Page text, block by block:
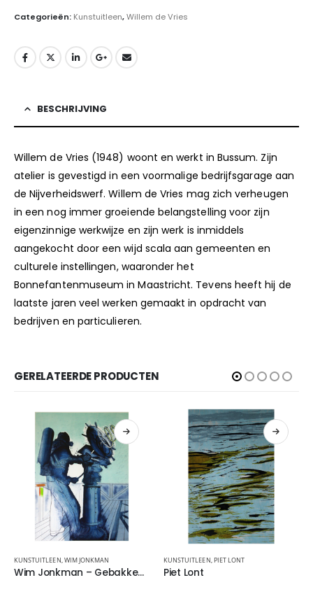
Categorieën: Kunstuitleen,Willem de Vries
BESCHRIJVING
Willem de Vries (1948) woont en werkt in Bussum. Zijn
atelier is gevestigd in een voormalige bedrijfsgarage aan
de Nijverheidswerf. Willem de Vries mag zich verheugen
in een nog immer groeiende belangstelling voor zijn
eigenzinnige werkwijze en zijn werk is inmiddels
aangekocht door een wijd scala aan gemeenten en
culturele instellingen, waaronder het
Bonnefantenmuseum in Maastricht. Tevens heeft hij de
laatste jaren veel werken gemaakt in opdracht van
bedrijven en particulieren.
GERELATEERDE PRODUCTEN
KUNSTUITLEEN,WIM JONKMAN
Wim Jonkman – Gebakken Lucht
KUNSTUITLEEN, PIET LONT
Piet Lont